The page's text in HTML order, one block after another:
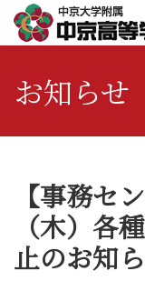
お知らせ
【事務セ
（木）各
止のお知